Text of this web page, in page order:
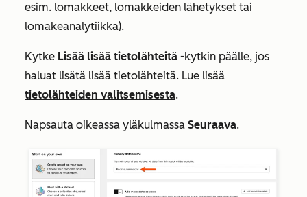
esim. lomakkeet, lomakkeiden lähetykset tai
lomakeanalytiikka).
Kytke Lisää lisää tietolähteitä -kytkin päälle, jos
haluat lisätä lisää tietolähteitä. Lue lisää
tietolähteiden valitsemisesta.
Napsauta oikeassa yläkulmassa Seuraava.